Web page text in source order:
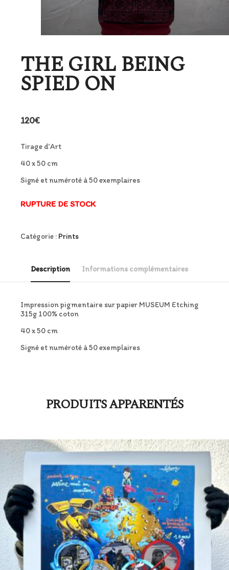
THE GIRL BEING
SPIED ON
120€
Tirage d’Art
40 x 50 cm
Signé et numéroté à 50 exemplaires
RUPTURE DE STOCK
Catégorie : Prints
Description Informations complémentaires
Impression pigmentaire sur papier MUSEUM Etching
315g 100% coton
40 x 50 cm
Signé et numéroté à 50 exemplaires
PRODUITS APPARENTÉS